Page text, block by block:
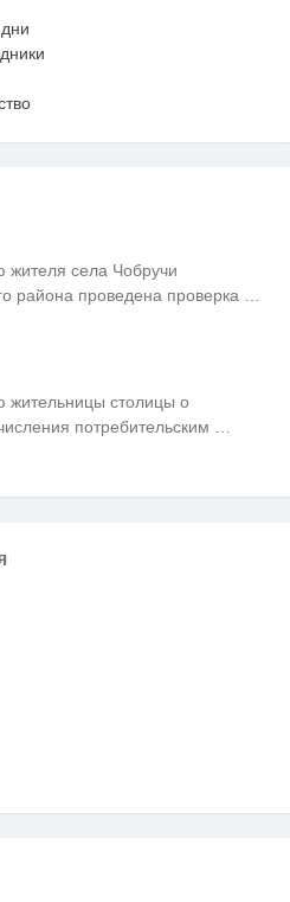
села Чобручи
района проведена проверка
столицы о
потребительским